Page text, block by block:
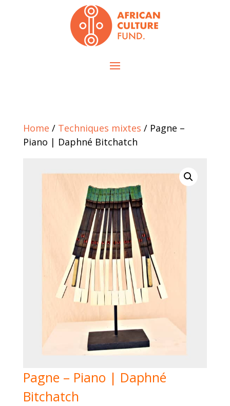
Home / Techniques mixtes / Pagne –
Piano | Daphné Bitchatch
Pagne – Piano | Daphné
Bitchatch